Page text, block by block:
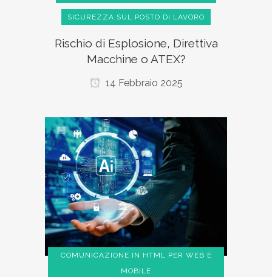
SICUREZZA SUL POSTO DI LAVORO
Rischio di Esplosione, Direttiva
Macchine o ATEX?
14 Febbraio 2025
COMUNICAZIONE IN HTML PER WEB E
MOBILE